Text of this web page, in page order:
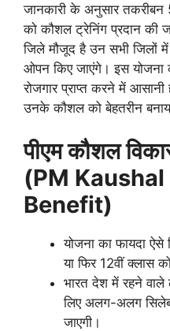
जानकारी के अनुसार
को कौशल ट्रेनिंग प्रदान की
जिले मौजूद है उन सभी जिलों
ओपन किए जाएंगे। इस
रोजगार प्राप्त करने में आसानी
उनके कौशल को बेहतरीन
पीएम कौशल
(PM
Benefit)
योजना का फायदा ऐसे
या फिर 12वीं क्लास
भारत देश में रहने वाले
लिए अलग-अलग
जाएगी।